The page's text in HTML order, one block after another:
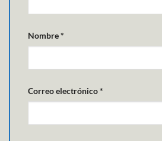
Nombre*
Correo electrónico*